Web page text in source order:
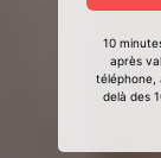
10
après
téléphone,
delà des